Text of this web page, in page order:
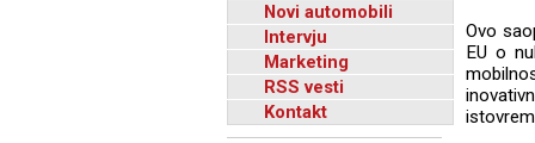
Novi automobili
Intervju
Marketing
RSS vesti
Kontakt
Ovo
EU o